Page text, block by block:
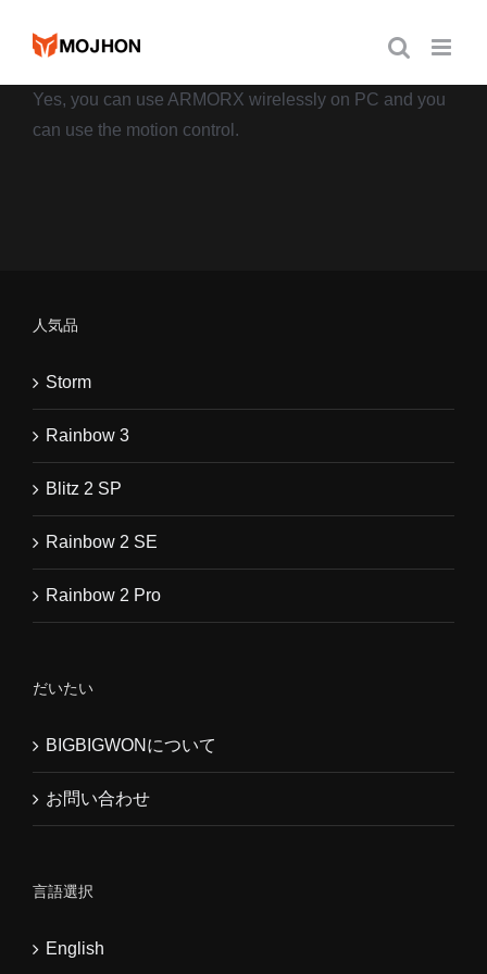
Yes, you can use ARMORX wirelessly on PC and you
can use the motion control.
人気品
Storm
Rainbow 3
Blitz 2 SP
Rainbow 2 SE
Rainbow 2 Pro
だいたい
BIGBIGWONについて
お問い合わせ
言語選択
English